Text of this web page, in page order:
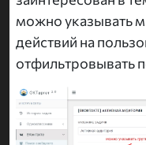
можно указывать
действий на
отфильтровывать